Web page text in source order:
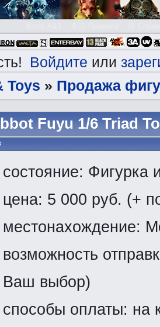
Войдите или
Toys » Продажа
Fuyu 1/6 Triad
состояние: Фигурка
цена: 5 000 руб. (+
местонахождение:
возможность
Ваш выбор)
способы оплаты: на